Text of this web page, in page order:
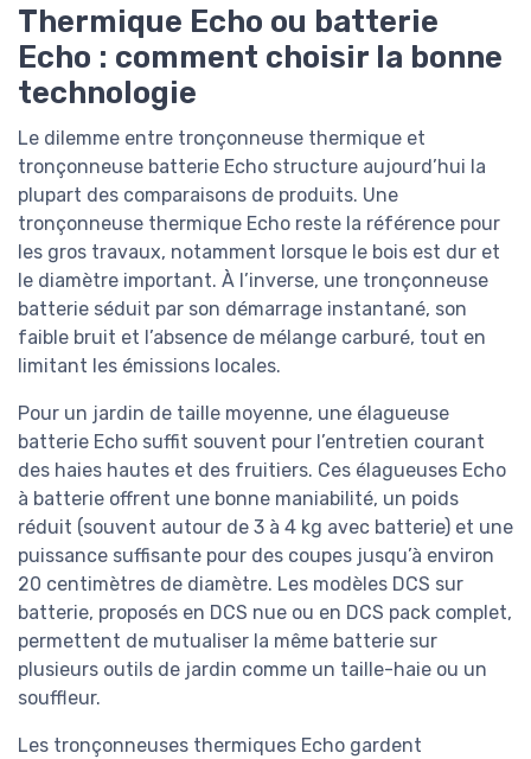
Thermique Echo ou batterie
Echo : comment choisir la bonne
technologie
Le dilemme entre tronçonneuse thermique et
tronçonneuse batterie Echo structure aujourd’hui la
plupart des comparaisons de produits. Une
tronçonneuse thermique Echo reste la référence pour
les gros travaux, notamment lorsque le bois est dur et
le diamètre important. À l’inverse, une tronçonneuse
batterie séduit par son démarrage instantané, son
faible bruit et l’absence de mélange carburé, tout en
limitant les émissions locales.
Pour un jardin de taille moyenne, une élagueuse
batterie Echo suffit souvent pour l’entretien courant
des haies hautes et des fruitiers. Ces élagueuses Echo
à batterie offrent une bonne maniabilité, un poids
réduit (souvent autour de 3 à 4 kg avec batterie) et une
puissance suffisante pour des coupes jusqu’à environ
20 centimètres de diamètre. Les modèles DCS sur
batterie, proposés en DCS nue ou en DCS pack complet,
permettent de mutualiser la même batterie sur
plusieurs outils de jardin comme un taille-haie ou un
souffleur.
Les tronçonneuses thermiques Echo gardent